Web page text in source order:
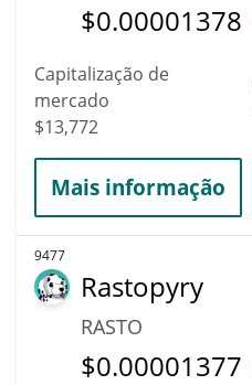
$0.00001378
Capitalização de
mercado
$13,772
Mais informação
9477
Rastopyry
RASTO
$0.00001377